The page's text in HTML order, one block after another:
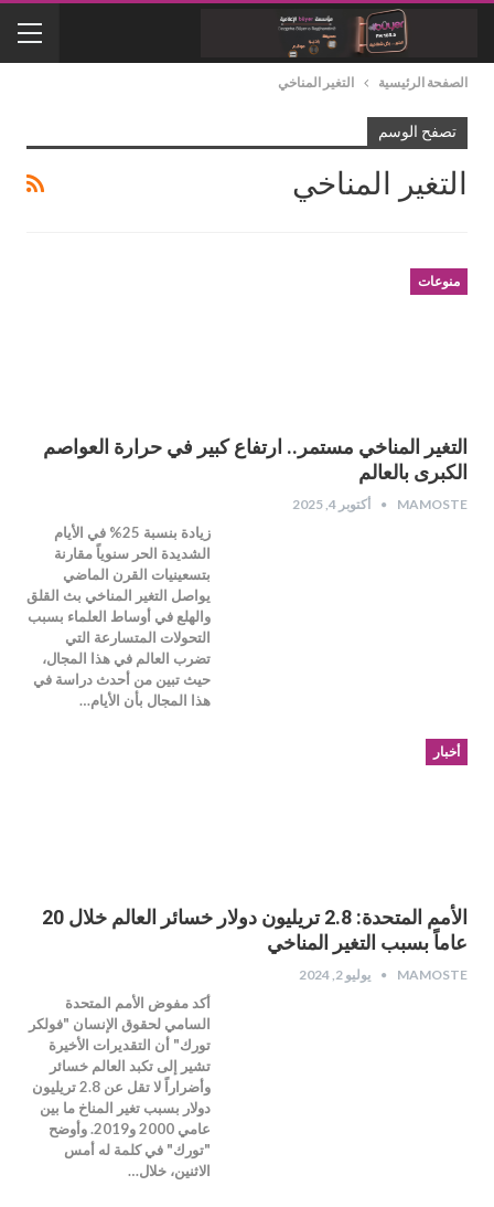
الصفحة الرئيسية التغير المناخي
تصفح الوسم
التغير المناخي
منوعات
التغير المناخي مستمر.. ارتفاع كبير في حرارة العواصم
الكبرى بالعالم
MAMOSTE أكتوبر 4, 2025
زيادة بنسبة 25% في الأيام
الشديدة الحر سنوياً مقارنة
بتسعينيات القرن الماضي
يواصل التغير المناخي بث القلق
والهلع في أوساط العلماء بسبب
التحولات المتسارعة التي
تضرب العالم في هذا المجال،
حيث تبين من أحدث دراسة في
هذا المجال بأن الأيام…
أخبار
الأمم المتحدة: 2.8 تريليون دولار خسائر العالم خلال 20
عاماً بسبب التغير المناخي
MAMOSTE يوليو 2, 2024
أكد مفوض الأمم المتحدة
السامي لحقوق الإنسان "فولكر
تورك" أن التقديرات الأخيرة
تشير إلى تكبد العالم خسائر
وأضراراً لا تقل عن 2.8 تريليون
دولار بسبب تغير المناخ ما بين
عامي 2000 و2019. وأوضح
"تورك" في كلمة له أمس
الاثنين، خلال…